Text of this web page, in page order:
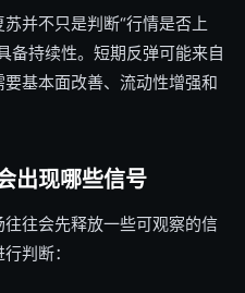
并不只是判断“行情是否上
备持续性。短期反弹可能来自
基本面改善、流动性增强和
出现哪些信号
往会先释放一些可观察的信
判断：